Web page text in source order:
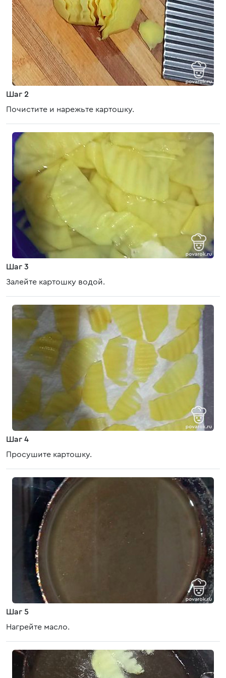
Шаг 2
Почистите и нарежьте картошку.
Шаг 3
Залейте картошку водой.
Шаг 4
Просушите картошку.
Шаг 5
Нагрейте масло.